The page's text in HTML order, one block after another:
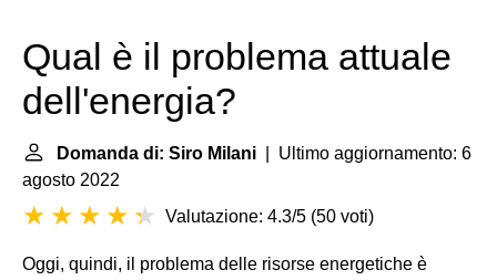
Qual è il problema attuale
dell'energia?
Domanda di: Siro Milani | Ultimo aggiornamento: 6
agosto 2022
Valutazione: 4.3/5 (50 voti)
Oggi, quindi, il problema delle risorse energetiche è